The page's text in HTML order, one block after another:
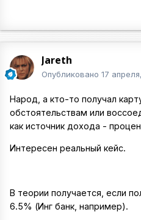
Jareth
Опубликовано 17
Народ, а кто-то получал
обстоятельствам или
как источник дохода -
Интересен реальный кейс.
В теории получается, если
6.5% (Инг банк, например).